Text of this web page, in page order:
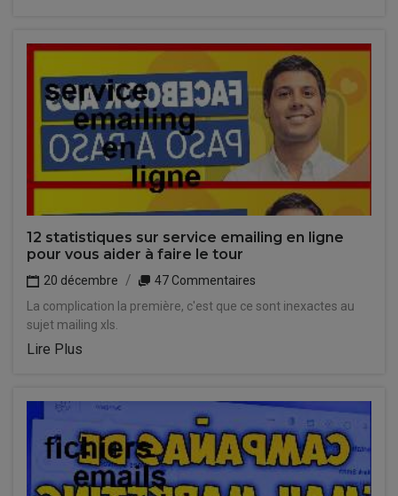
12 statistiques sur service emailing en ligne
pour vous aider à faire le tour
20 décembre
47 Commentaires
La complication la première, c'est que ce sont inexactes au
sujet mailing xls.
Lire Plus